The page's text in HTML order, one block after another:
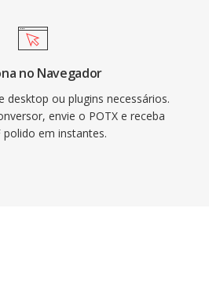
no Navegador
desktop ou plugins necessários.
envie o POTX e receba
polido em instantes.